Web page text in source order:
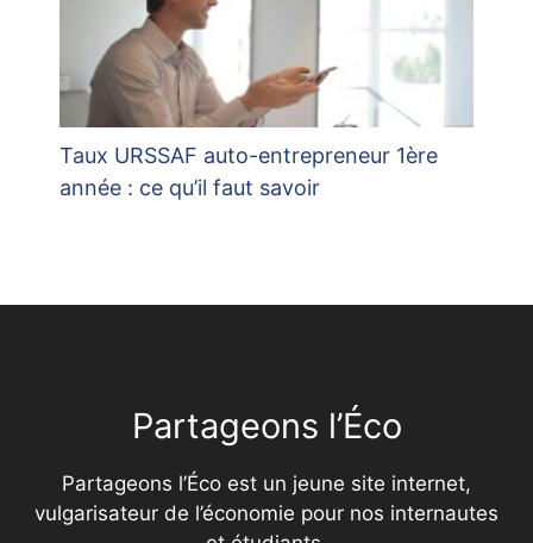
Taux URSSAF auto-entrepreneur 1ère
année : ce qu’il faut savoir
Partageons l’Éco
Partageons l’Éco est un jeune site internet,
vulgarisateur de l’économie pour nos internautes